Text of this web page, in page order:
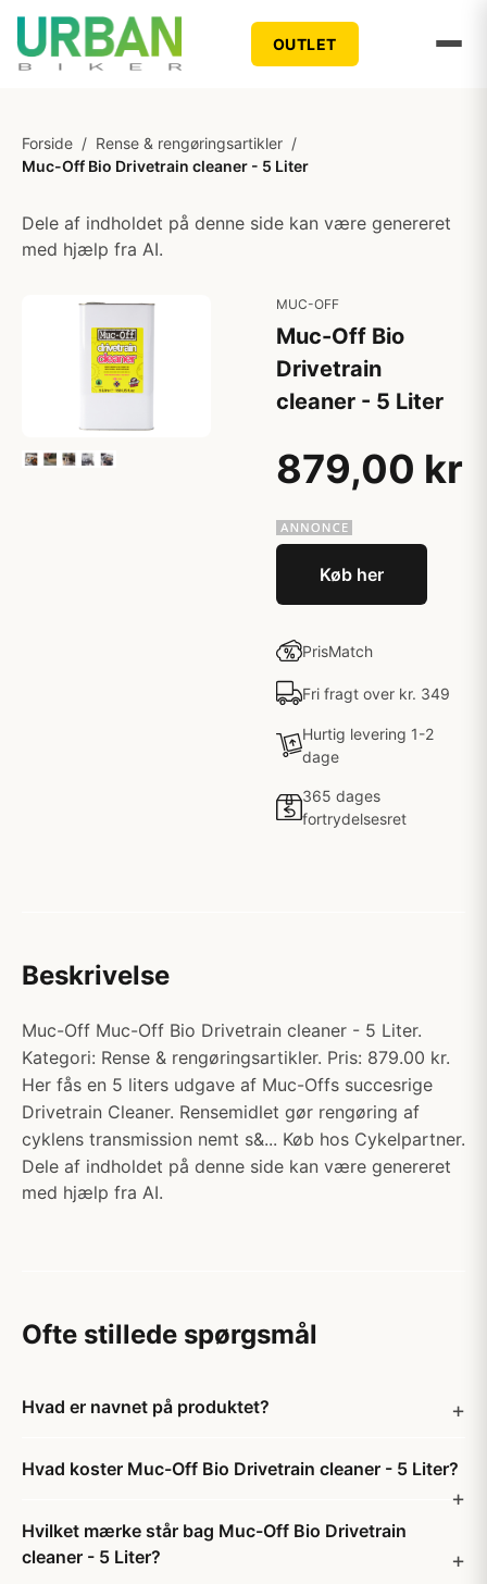
OUTLET
Forside / Rense & rengøringsartikler /
Muc-Off Bio Drivetrain cleaner - 5 Liter
Dele af indholdet på denne side kan være genereret
med hjælp fra AI.
MUC-OFF
Muc-Off Bio
Drivetrain
cleaner - 5 Liter
879,00 kr
Køb her
PrisMatch
Fri fragt over kr. 349
Hurtig levering 1-2
dage
365 dages
fortrydelsesret
Beskrivelse
Muc-Off Muc-Off Bio Drivetrain cleaner - 5 Liter.
Kategori: Rense & rengøringsartikler. Pris: 879.00 kr.
Her fås en 5 liters udgave af Muc-Offs succesrige
Drivetrain Cleaner. Rensemidlet gør rengøring af
cyklens transmission nemt s&... Køb hos Cykelpartner.
Dele af indholdet på denne side kan være genereret
med hjælp fra AI.
Ofte stillede spørgsmål
Hvad er navnet på produktet?
Hvad koster Muc-Off Bio Drivetrain cleaner - 5 Liter?
Hvilket mærke står bag Muc-Off Bio Drivetrain
cleaner - 5 Liter?